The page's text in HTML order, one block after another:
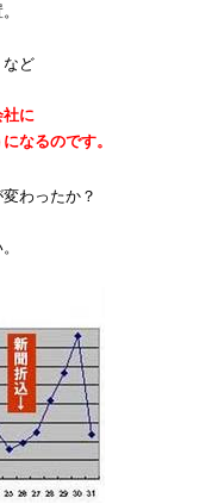
ど
社に
なるのです。
わったか？